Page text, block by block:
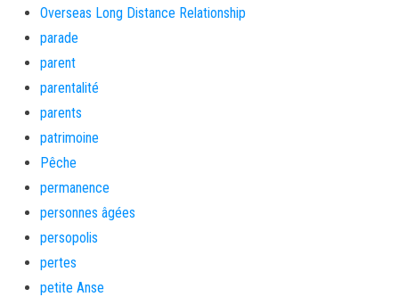
Overseas Long Distance Relationship
parade
parent
parentalité
parents
patrimoine
Pêche
permanence
personnes âgées
persopolis
pertes
petite Anse